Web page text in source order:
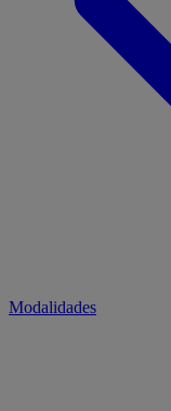
Modalidades